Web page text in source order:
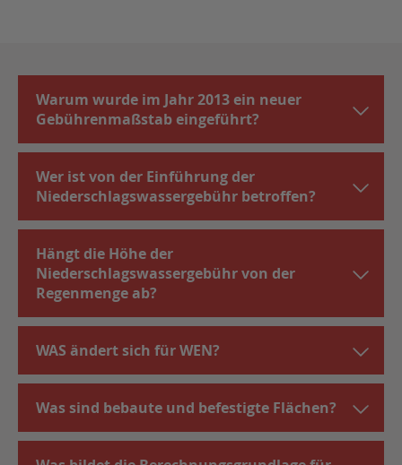
Warum wurde im Jahr 2013 ein neuer
Gebührenmaßstab eingeführt?
Wer ist von der Einführung der
Niederschlagswassergebühr betroffen?
Hängt die Höhe der
Niederschlagswassergebühr von der
Regenmenge ab?
WAS ändert sich für WEN?
Was sind bebaute und befestigte Flächen?